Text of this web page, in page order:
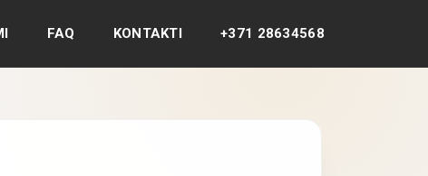
FAQ KONTAKTI +371 28634568